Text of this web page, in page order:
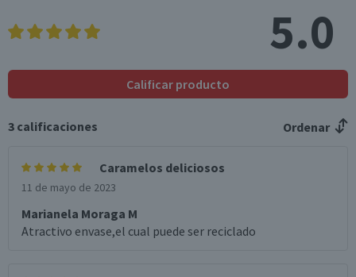
5.0
Calificar producto
3 calificaciones Ordenar
Caramelos deliciosos
11 de mayo de 2023
Marianela Moraga M
Atractivo envase,el cual puede ser reciclado